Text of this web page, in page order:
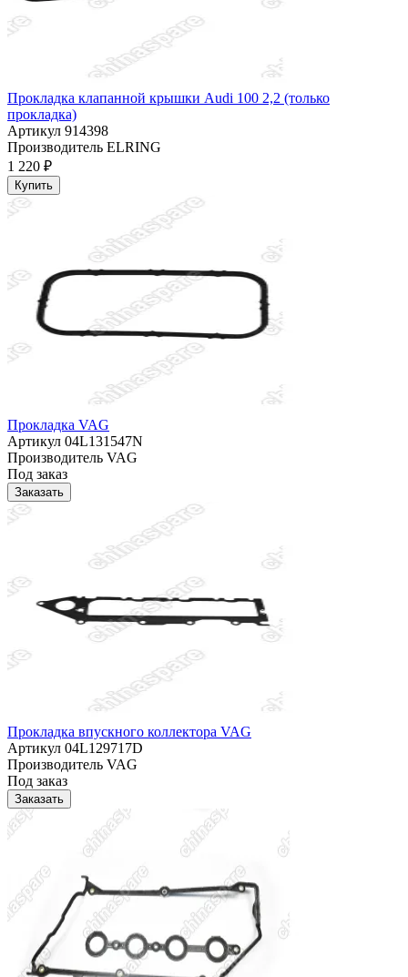
Прокладка клапанной крышки Audi 100 2,2 (только
прокладка)
Артикул 914398
Производитель ELRING
1 220 ₽
Купить
Прокладка VAG
Артикул 04L131547N
Производитель VAG
Под заказ
Заказать
Прокладка впускного коллектора VAG
Артикул 04L129717D
Производитель VAG
Под заказ
Заказать